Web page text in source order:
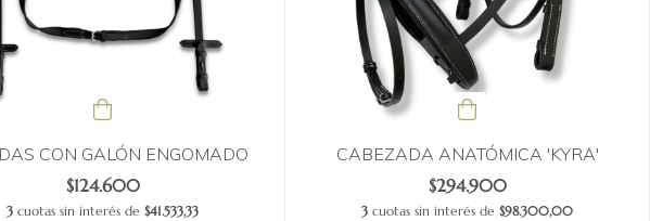
CON GALÓN ENGOMADO
$124.600
3 cuotas sin interés de $41.533,33
CABEZADA ANATÓMICA 'KYRA'
$294.900
3 cuotas sin interés de $98.300,00